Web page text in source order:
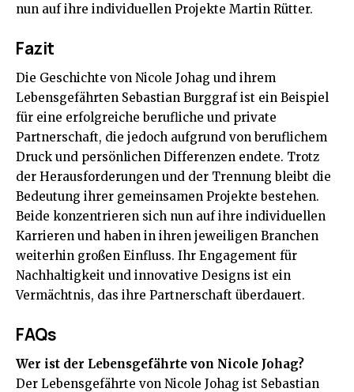
nun auf ihre individuellen Projekte Martin Rütter.
Fazit
Die Geschichte von Nicole Johag und ihrem
Lebensgefährten Sebastian Burggraf ist ein Beispiel
für eine erfolgreiche berufliche und private
Partnerschaft, die jedoch aufgrund von beruflichem
Druck und persönlichen Differenzen endete. Trotz
der Herausforderungen und der Trennung bleibt die
Bedeutung ihrer gemeinsamen Projekte bestehen.
Beide konzentrieren sich nun auf ihre individuellen
Karrieren und haben in ihren jeweiligen Branchen
weiterhin großen Einfluss. Ihr Engagement für
Nachhaltigkeit und innovative Designs ist ein
Vermächtnis, das ihre Partnerschaft überdauert.
FAQs
Wer ist der Lebensgefährte von Nicole Johag?
Der Lebensgefährte von Nicole Johag ist Sebastian